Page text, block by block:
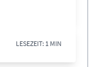
LESEZEIT: 1 MIN